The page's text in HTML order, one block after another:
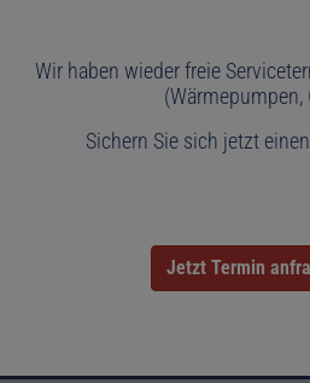
Wir haben wieder freie
(Wärmepumpen,
Sichern Sie sich jetzt
Jetzt Termin